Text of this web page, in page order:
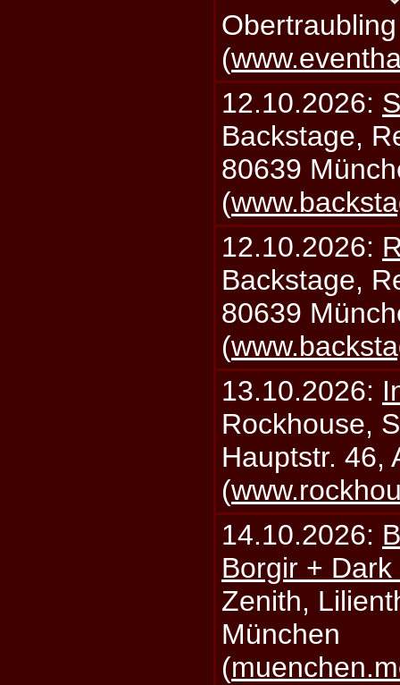
(
12.10.2026:
Backstage,
80639
(
12.10.2026:
Backstage,
80639
(
13.10.2026:
Rockhouse,
Hauptstr. 46,
(
14.10.2026:
Borgir +
Zenith,
München
(